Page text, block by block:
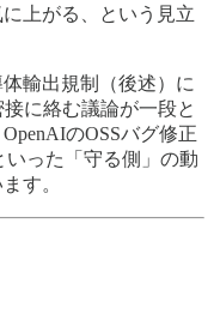
上がる、という見立
輸出規制（後述）に
に絡む議論が一段と
のOSSバグ修正
いった「守る側」の動
す。